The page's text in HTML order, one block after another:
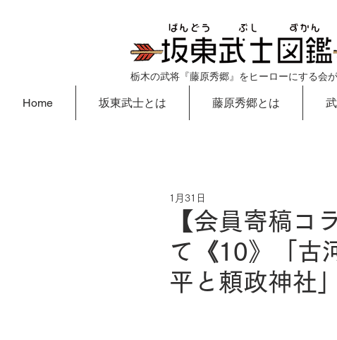
栃木の武将『藤原秀郷』をヒーローにする会
Home 坂東武士とは 藤原秀郷とは
【会員寄稿コ
て《10》「古
平と頼政神
1月31日